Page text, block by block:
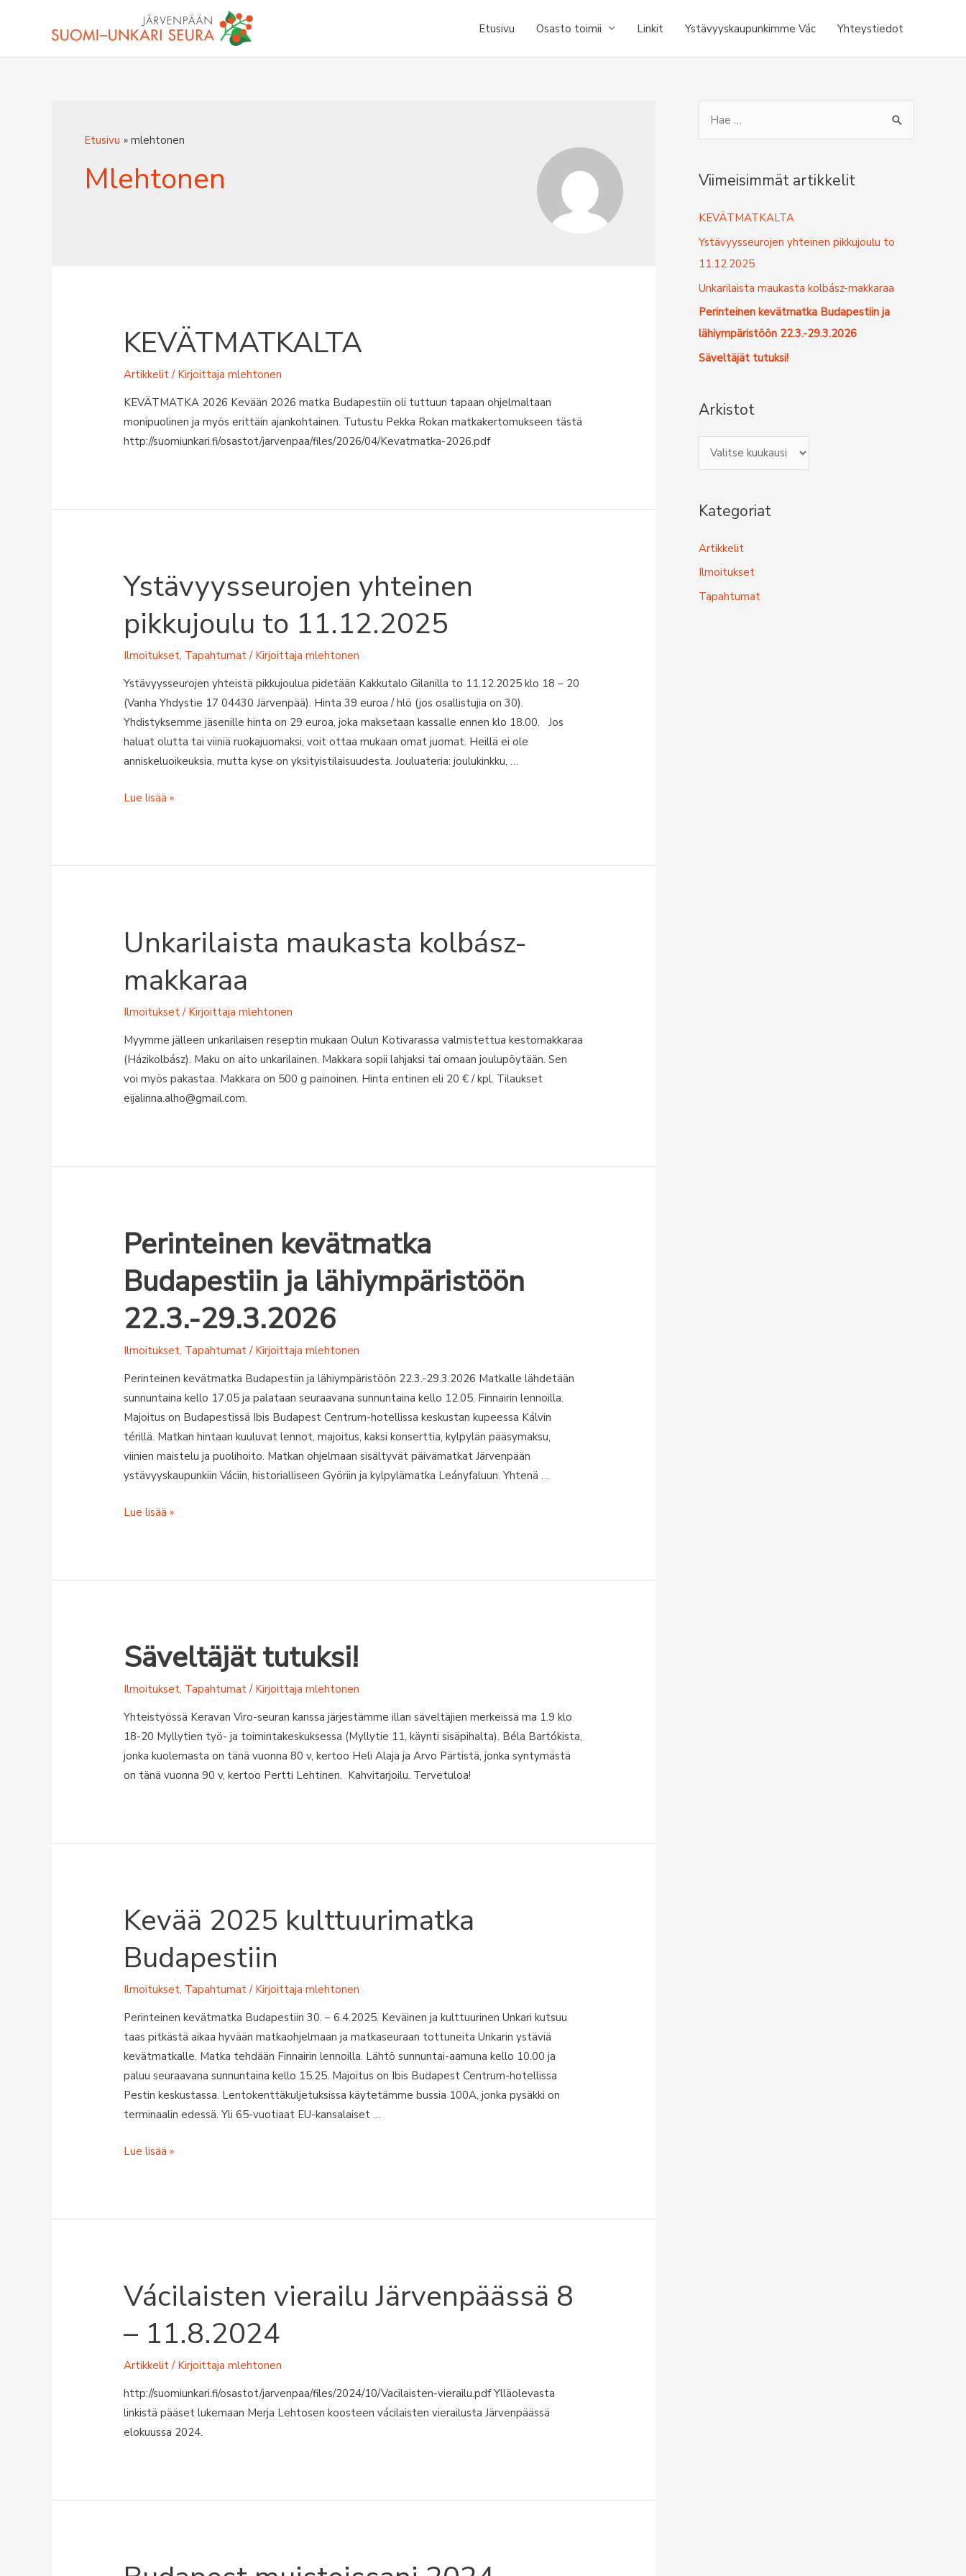
Etusivu Osasto toimii Linkit Ystävyyskaupunkimme Vác Yhteystiedot
Etusivu mlehtonen
Mlehtonen
KEVÄTMATKALTA
Artikkelit/ Kirjoittajamlehtonen
KEVÄTMATKA 2026 Kevään 2026 matka Budapestiin oli tuttuun tapaan ohjelmaltaan
monipuolinen ja myös erittäin ajankohtainen. Tutustu Pekka Rokan matkakertomukseen tästä
http://suomiunkari.fi/osastot/jarvenpaa/files/2026/04/Kevatmatka-2026.pdf
Ystävyysseurojen yhteinen
pikkujoulu to 11.12.2025
Ilmoitukset, Tapahtumat/ Kirjoittajamlehtonen
Ystävyysseurojen yhteistä pikkujoulua pidetään Kakkutalo Gilanilla to 11.12.2025 klo 18 – 20
(Vanha Yhdystie 17 04430 Järvenpää). Hinta 39 euroa / hlö (jos osallistujia on 30).
Yhdistyksemme jäsenille hinta on 29 euroa, joka maksetaan kassalle ennen klo 18.00. Jos
haluat olutta tai viiniä ruokajuomaksi, voit ottaa mukaan omat juomat. Heillä ei ole
anniskeluoikeuksia, mutta kyse on yksityistilaisuudesta. Jouluateria: joulukinkku, …
Ystävyysseurojen
Lue lisää »
Unkarilaista maukasta kolbász-
makkaraa
Ilmoitukset/ Kirjoittajamlehtonen
Myymme jälleen unkarilaisen reseptin mukaan Oulun Kotivarassa valmistettua kestomakkaraa
(Házikolbász). Maku on aito unkarilainen. Makkara sopii lahjaksi tai omaan joulupöytään. Sen
voi myös pakastaa. Makkara on 500 g painoinen. Hinta entinen eli 20 € / kpl. Tilaukset
eijalinna.alho@gmail.com.
Perinteinen kevätmatka
Budapestiin ja lähiympäristöön
22.3.-29.3.2026
Ilmoitukset, Tapahtumat / Kirjoittajamlehtonen
Perinteinen kevätmatka Budapestiin ja lähiympäristöön 22.3.-29.3.2026 Matkalle lähdetään
sunnuntaina kello 17.05 ja palataan seuraavana sunnuntaina kello 12.05. Finnairin lennoilla.
Majoitus on Budapestissä Ibis Budapest Centrum-hotellissa keskustan kupeessa Kálvin
térillä. Matkan hintaan kuuluvat lennot, majoitus, kaksi konserttia, kylpylän pääsymaksu,
viinien maistelu ja puolihoito. Matkan ohjelmaan sisältyvät päivämatkat Järvenpään
ystävyyskaupunkiin Váciin, historialliseen Györiin ja kylpylämatka Leányfaluun. Yhtenä …
Perinteinen
Lue lisää »
Säveltäjät tutuksi!
Ilmoitukset, Tapahtumat / Kirjoittajamlehtonen
Yhteistyössä Keravan Viro-seuran kanssa järjestämme illan säveltäjien merkeissä ma 1.9 klo
18-20 Myllytien työ- ja toimintakeskuksessa (Myllytie 11, käynti sisäpihalta). Béla Bartókista,
jonka kuolemasta on tänä vuonna 80 v, kertoo Heli Alaja ja Arvo Pärtistä, jonka syntymästä
on tänä vuonna 90 v, kertoo Pertti Lehtinen. Kahvitarjoilu. Tervetuloa!
Kevää 2025 kulttuurimatka
Budapestiin
Ilmoitukset, Tapahtumat/ Kirjoittajamlehtonen
Perinteinen kevätmatka Budapestiin 30. – 6.4.2025. Keväinen ja kulttuurinen Unkari kutsuu
taas pitkästä aikaa hyvään matkaohjelmaan ja matkaseuraan tottuneita Unkarin ystäviä
kevätmatkalle. Matka tehdään Finnairin lennoilla. Lähtö sunnuntai-aamuna kello 10.00 ja
paluu seuraavana sunnuntaina kello 15.25. Majoitus on Ibis Budapest Centrum-hotellissa
Pestin keskustassa. Lentokenttäkuljetuksissa käytetämme bussia 100A, jonka pysäkki on
terminaalin edessä. Yli 65-vuotiaat EU-kansalaiset …
Kevää
Lue lisää »
Vácilaisten vierailu Järvenpäässä 8
– 11.8.2024
Artikkelit/ Kirjoittajamlehtonen
http://suomiunkari.fi/osastot/jarvenpaa/files/2024/10/Vacilaisten-vierailu.pdf Ylläolevasta
linkistä pääset lukemaan Merja Lehtosen koosteen vácilaisten vierailusta Järvenpäässä
elokuussa 2024.
r
h
f
o
r
:
Viimeisimmät artikkelit
KEVÄTMATKALTA
Ystävyysseurojen yhteinen pikkujoulu to
11.12.2025
Unkarilaista maukasta kolbász-makkaraa
Perinteinen kevätmatka Budapestiin ja
lähiympäristöön 22.3.-29.3.2026
Säveltäjät tutuksi!
Arkistot
r
t
o
t
Kategoriat
Artikkelit
Ilmoitukset
Tapahtumat